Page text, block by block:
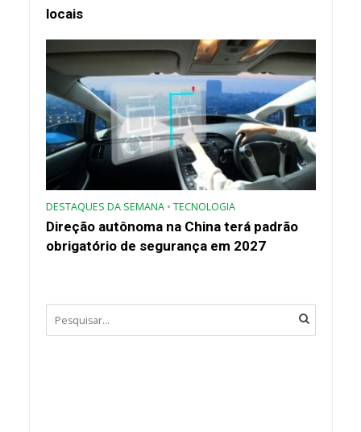
locais
DESTAQUES DA SEMANA • TECNOLOGIA
Direção autônoma na China terá padrão
obrigatório de segurança em 2027